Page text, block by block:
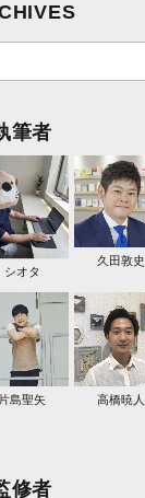
筆者
シオタ
久田敦史
片島聖矢 高橋暁人
修者